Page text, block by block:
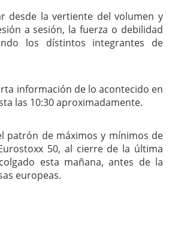
desde la vertiente del volumen y
a sesión, la fuerza o debilidad
los dístintos integrantes de
información de lo acontecido en
las 10:30 aproximadamente.
patrón de máximos y mínimos de
50, al cierre de la última
esta mañana, antes de la
europeas.